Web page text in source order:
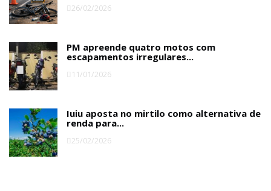
26/02/2026
PM apreende quatro motos com
escapamentos irregulares...
11/01/2026
Iuiu aposta no mirtilo como alternativa de
renda para...
25/02/2026